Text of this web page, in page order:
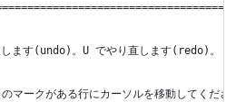
ます(undo)。U でやり直します(redo)。
ークがある行にカーソルを移動してください